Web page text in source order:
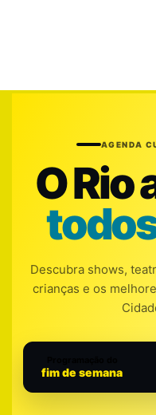
AGENDA
O Rio
Descubra shows,
crianças e os
fim de semana